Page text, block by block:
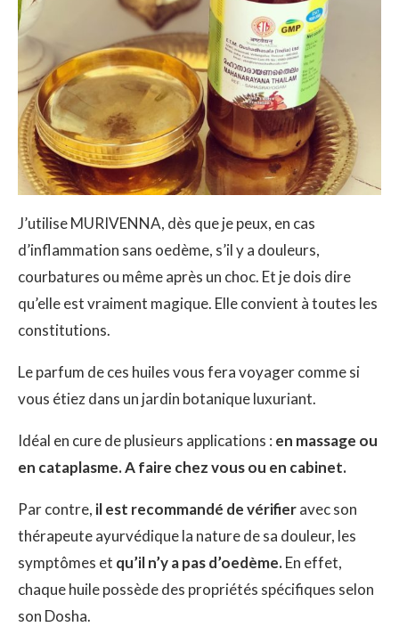
J’utilise MURIVENNA, dès que je peux, en cas
d’inflammation sans oedème, s’il y a douleurs,
courbatures ou même après un choc. Et je dois dire
qu’elle est vraiment magique. Elle convient à toutes les
constitutions.
Le parfum de ces huiles vous fera voyager comme si
vous étiez dans un jardin botanique luxuriant.
Idéal en cure de plusieurs applications : en massage ou
en cataplasme. A faire chez vous ou en cabinet.
Par contre, il est recommandé de vérifieravec son
thérapeute ayurvédique la nature de sa douleur, les
symptômes et qu’il n’y a pas d’oedème.En effet,
chaque huile possède des propriétés spécifiques selon
son Dosha.